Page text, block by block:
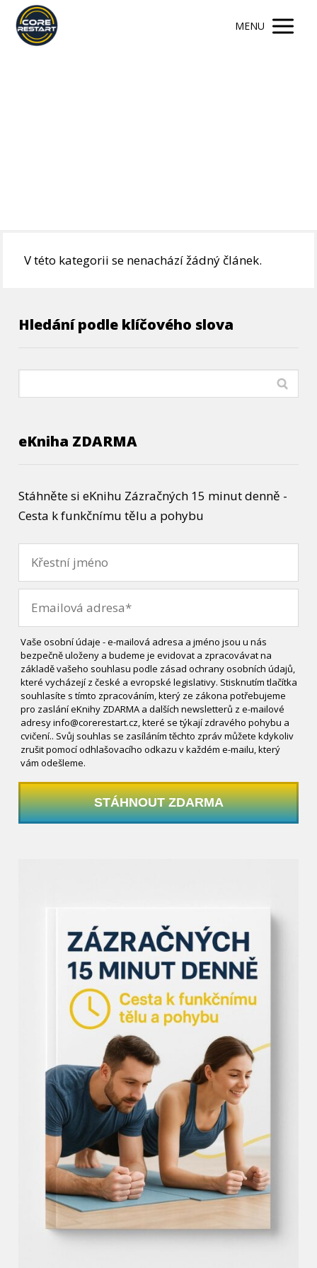
MENU
V této kategorii se nenachází žádný článek.
Hledání podle klíčového slova
eKniha ZDARMA
Stáhněte si eKnihu Zázračných 15 minut denně -
Cesta k funkčnímu tělu a pohybu
Vaše osobní údaje - e-mailová adresa a jméno jsou u nás
bezpečně uloženy a budeme je evidovat a zpracovávat na
základě vašeho souhlasu podle zásad ochrany osobních údajů,
které vycházejí z české a evropské legislativy. Stisknutím tlačítka
souhlasíte s tímto zpracováním, který ze zákona potřebujeme
pro zaslání eKnihy ZDARMA a dalších newsletterů z e-mailové
adresy info@corerestart.cz, které se týkají zdravého pohybu a
cvičení.. Svůj souhlas se zasíláním těchto zpráv můžete kdykoliv
zrušit pomocí odhlašovacího odkazu v každém e-mailu, který
vám odešleme.
STÁHNOUT ZDARMA